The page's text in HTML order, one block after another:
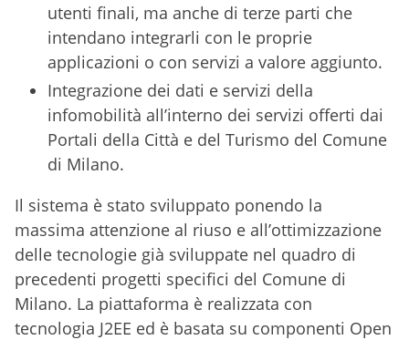
utenti finali, ma anche di terze parti che
intendano integrarli con le proprie
applicazioni o con servizi a valore aggiunto.
Integrazione dei dati e servizi della
infomobilità all’interno dei servizi offerti dai
Portali della Città e del Turismo del Comune
di Milano.
Il sistema è stato sviluppato ponendo la
massima attenzione al riuso e all’ottimizzazione
delle tecnologie già sviluppate nel quadro di
precedenti progetti specifici del Comune di
Milano. La piattaforma è realizzata con
tecnologia J2EE ed è basata su componenti Open